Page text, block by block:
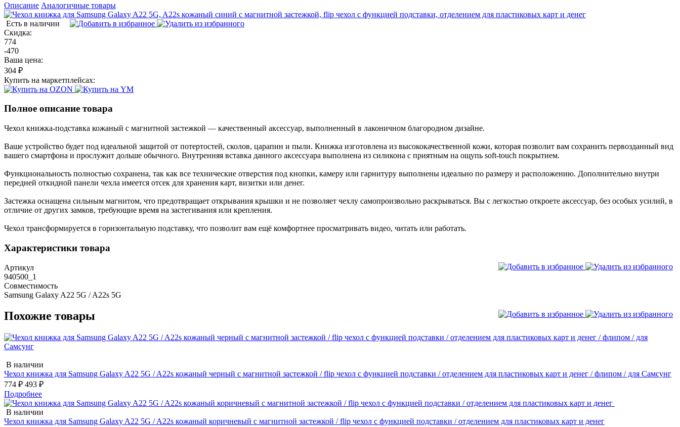
Описание Аналогичные товары
Есть в наличии
Скидка:
774
-470
Ваша цена:
304 ₽
Купить на маркетплейсах:
Полное описание товара
Чехол книжка-подставка кожаный с магнитной застежкой — качественный аксессуар, выполненный в лаконичном благородном дизайне.
Ваше устройство будет под идеальной защитой от потертостей, сколов, царапин и пыли. Книжка изготовлена из высококачественной кожи, которая позволит вам сохранить первозданный вид
вашего смартфона и прослужит дольше обычного. Внутренняя вставка данного аксессуара выполнена из силикона с приятным на ощупь soft-touch покрытием.
Функциональность полностью сохранена, так как все технические отверстия под кнопки, камеру или гарнитуру выполнены идеально по размеру и расположению. Дополнительно внутри
передней откидной панели чехла имеется отсек для хранения карт, визитки или денег.
Застежка оснащена сильным магнитом, что предотвращает открывания крышки и не позволяет чехлу самопроизвольно раскрываться. Вы с легкостью откроете аксессуар, без особых усилий, в
отличие от других замков, требующие время на застегивания или крепления.
Чехол трансформируется в горизонтальную подставку, что позволит вам ещё комфортнее просматривать видео, читать или работать.
Характеристики товара
Артикул
940500_1
Совместимость
Samsung Galaxy A22 5G / A22s 5G
Похожие товары
В наличии
Чехол книжка для Samsung Galaxy A22 5G / A22s кожаный черный с магнитной застежкой / flip чехол с функцией подставки / отделением для пластиковых карт и денег / флипом / для Самсунг
774 ₽ 493 ₽
Подробнее
В наличии
Чехол книжка для Samsung Galaxy A22 5G / A22s кожаный коричневый с магнитной застежкой / flip чехол с функцией подставки / отделением для пластиковых карт и денег